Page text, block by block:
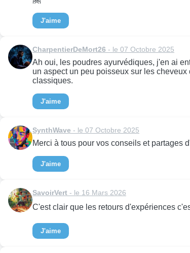
J'aime
CharpentierDeMort26 - le 07 Octobre 2025
Ah oui, les poudres ayurvédiques, j'en ai
un aspect un peu poisseux sur les
classiques.
J'aime
SynthWave - le 07 Octobre 2025
Merci à tous pour vos conseils et partages
J'aime
SavoirVert - le 16 Mars 2026
C'est clair que les retours d'expériences
J'aime